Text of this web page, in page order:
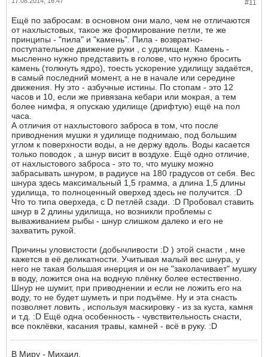
#11
Ещё по забросам: в основном они мало, чем не отличаются
от нахлыстовых, такое же формирование петли, те же
принципы - "пила" и "камень". Пила - возвратно-
поступательное движение руки , с удилищем. Камень -
мысленно нужно представить в голове, что нужно бросить
камень (толкнуть ядро), тоесть ускорение удилищу задаётся,
в самый последний момент, а не в начале или середине
движения. Ну это - азбучные истины. По стопам - это 12
часов и 10, если же привязана кебари или мокрая, а тем
более нимфа, я опускаю удилище (дрифтую) ещё на пол
часа.
А отличия от нахлыстового заброса в том, что после
приводнения мушки я удилище поднимаю, под большим
углом к поверхности воды, а не держу вдоль. Воды касается
только поводок , а шнур висит в воздухе. Ещё одно отличие,
от нахлыстового заброса - это то, что мушку можно
забрасывать шнуром, в радиусе на 180 градусов от себя. Вес
шнура здесь максимальный 1,5 грамма, а длина 1,5 длины
удилища, то полноценный оверхед здесь не получится. :D
Что то типа оверхеда, с D петлёй сзади. :D Пробовал ставить
шнур в 2 длины удилища, но возникли проблемы с
вываживанием рыбы - шнур слишком далеко и его не
захватить рукой.
Причины уловистости (добычливости :D ) этой снасти , мне
кажется в её деликатности. Учитывая малый вес шнура, у
него не такая большая инерция и он не "заколачивает" мушку
в воду, ложится она на водную плёнку более естественно.
Шнур не шумит, при приводнении и если не ложить его на
воду, то не будет шуметь и при подъёме. Ну и эта снасть
позволяет ловить , используя маскировку - из за куста, камня
и т.д. :D Ещё одна особенность - чувствительность снасти,
все поклёвки, касания травы, камней - всё в руку. :D
В Миру - Михаил.